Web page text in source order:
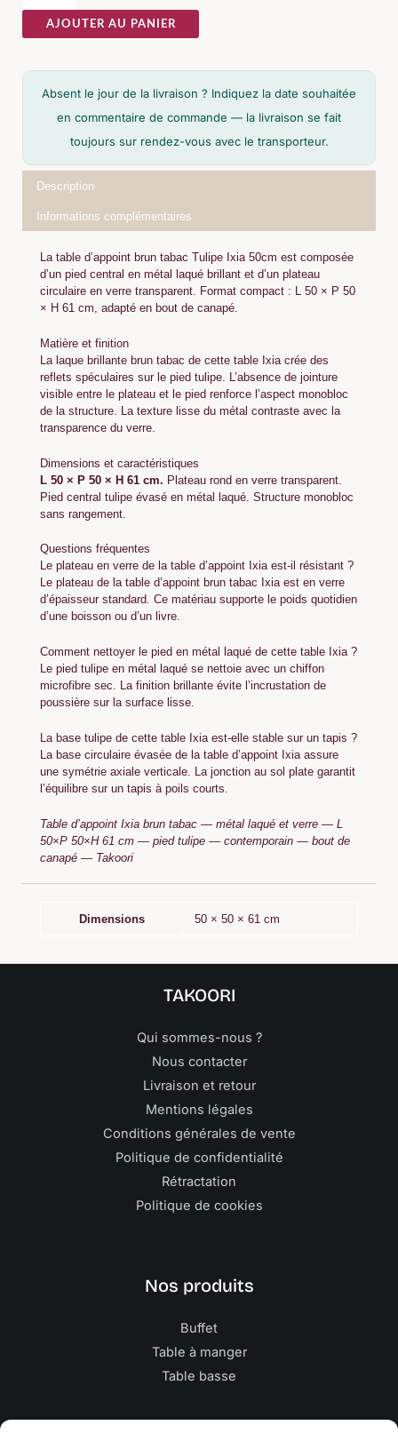
Tabac
AJOUTER AU PANIER
Absent le jour de la livraison ? Indiquez la date souhaitée
en commentaire de commande — la livraison se fait
toujours sur rendez-vous avec le transporteur.
Description
Informations complémentaires
La table d’appoint brun tabac Tulipe Ixia 50cm est composée
d’un pied central en métal laqué brillant et d’un plateau
circulaire en verre transparent. Format compact : L 50 × P 50
× H 61 cm, adapté en bout de canapé.
Matière et finition
La laque brillante brun tabac de cette table Ixia crée des
reflets spéculaires sur le pied tulipe. L’absence de jointure
visible entre le plateau et le pied renforce l’aspect monobloc
de la structure. La texture lisse du métal contraste avec la
transparence du verre.
Dimensions et caractéristiques
L 50 × P 50 × H 61 cm. Plateau rond en verre transparent.
Pied central tulipe évasé en métal laqué. Structure monobloc
sans rangement.
Questions fréquentes
Le plateau en verre de la table d’appoint Ixia est-il résistant ?
Le plateau de la table d’appoint brun tabac Ixia est en verre
d’épaisseur standard. Ce matériau supporte le poids quotidien
d’une boisson ou d’un livre.
Comment nettoyer le pied en métal laqué de cette table Ixia ?
Le pied tulipe en métal laqué se nettoie avec un chiffon
microfibre sec. La finition brillante évite l’incrustation de
poussière sur la surface lisse.
La base tulipe de cette table Ixia est-elle stable sur un tapis ?
La base circulaire évasée de la table d’appoint Ixia assure
une symétrie axiale verticale. La jonction au sol plate garantit
l’équilibre sur un tapis à poils courts.
Table d’appoint Ixia brun tabac — métal laqué et verre — L
50×P 50×H 61 cm — pied tulipe — contemporain — bout de
canapé — Takoori
Dimensions 50 × 50 × 61 cm
TAKOORI
Qui sommes-nous ?
Nous contacter
Livraison et retour
Mentions légales
Conditions générales de vente
Politique de confidentialité
Rétractation
Politique de cookies
Nos produits
Buffet
Table à manger
Table basse